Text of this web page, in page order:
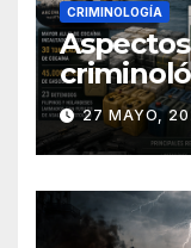
CRIMINOLOGÍA
lucha
en el sur
27 MAYO,